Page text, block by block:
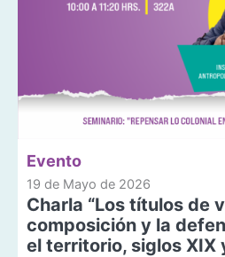
Evento
19 de Mayo de 2026
Charla “Los títulos de
composición y la
el territorio, siglos XIX